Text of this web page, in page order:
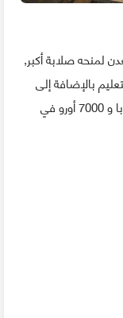
لمنحه صلابة أكبر,
بالإضافة إلى
وظائف أخرى و سيكون ثمنه 4690 أورو في أوروبا و 7000 أورو في